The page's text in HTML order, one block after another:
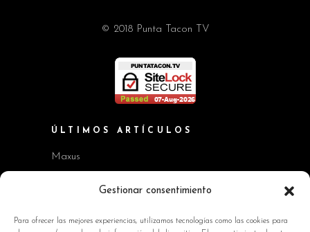
Gestionar consentimiento
Para ofrecer las mejores experiencias, utilizamos tecnologías como las cookies para
© 2018 Punta Tacon TV
ÚLTIMOS ARTÍCULOS
Maxus
Workshop BMW Neue Klasse